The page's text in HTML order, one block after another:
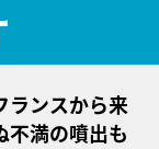
ランスから来
不満の噴出も